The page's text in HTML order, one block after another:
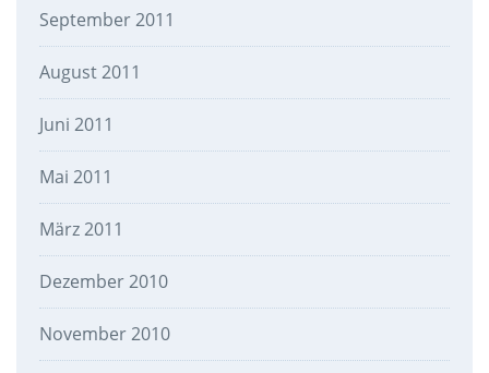
September 2011
August 2011
Juni 2011
Mai 2011
März 2011
Dezember 2010
November 2010